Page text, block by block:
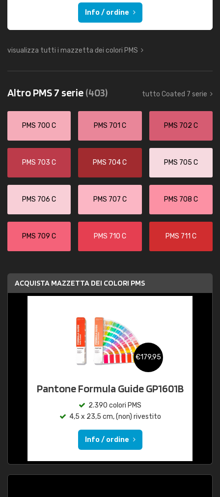
Info / ordine
visualizza tutti i mazzetta dei colori PMS
Altro PMS 7 serie(403) tutto Coated 7 serie
PMS 700 C PMS 701 C PMS 702 C
PMS 703 C PMS 704 C PMS 705 C
PMS 706 C PMS 707 C PMS 708 C
PMS 709 C PMS 710 C PMS 711 C
ACQUISTA MAZZETTA DEI COLORI PMS
€179,95
Pantone Formula Guide GP1601B
2.390 colori PMS
4,5 x 23,5 cm, (non) rivestito
Info / ordine